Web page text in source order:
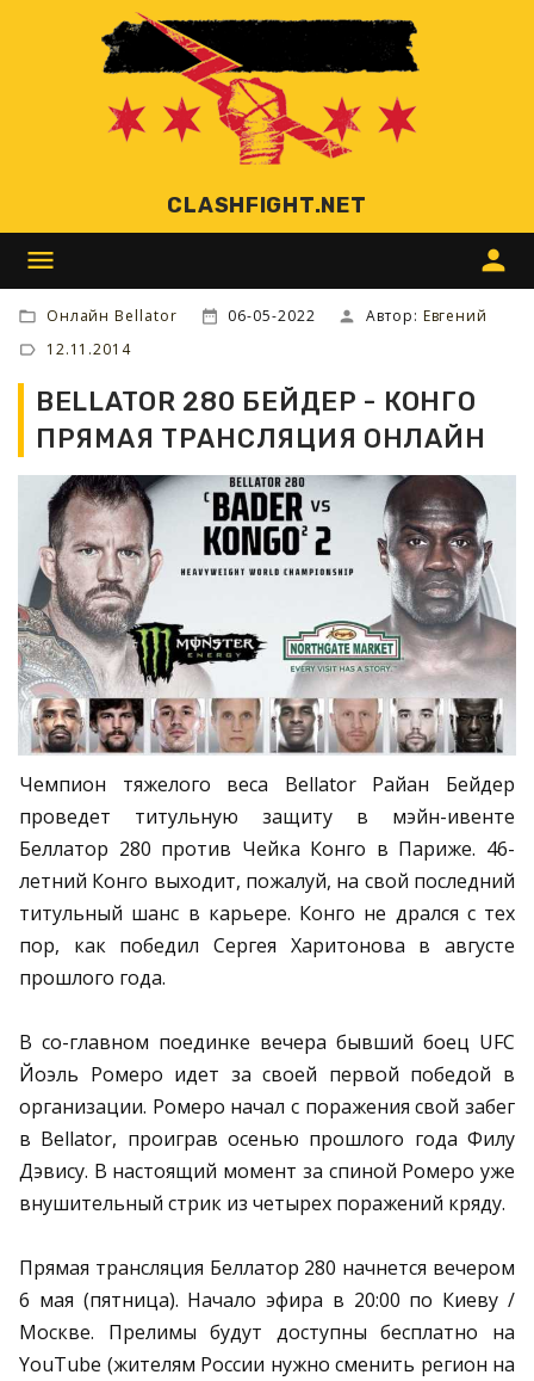
CLASHFIGHT.NET
menu person
Онлайн Bellator 06-05-2022 Автор: Евгений
12.11.2014
BELLATOR 280 БЕЙДЕР - КОНГО
ПРЯМАЯ ТРАНСЛЯЦИЯ ОНЛАЙН
Чемпион тяжелого веса Bellator Райан Бейдер
проведет титульную защиту в мэйн-ивенте
Беллатор 280 против Чейка Конго в Париже. 46-
летний Конго выходит, пожалуй, на свой последний
титульный шанс в карьере. Конго не дрался с тех
пор, как победил Сергея Харитонова в августе
прошлого года.
В со-главном поединке вечера бывший боец UFC
Йоэль Ромеро идет за своей первой победой в
организации. Ромеро начал с поражения свой забег
в Bellator, проиграв осенью прошлого года Филу
Дэвису. В настоящий момент за спиной Ромеро уже
внушительный стрик из четырех поражений кряду.
Прямая трансляция Беллатор 280 начнется вечером
6 мая (пятница). Начало эфира в 20:00 по Киеву /
Москве. Прелимы будут доступны бесплатно на
YouTube (жителям России нужно сменить регион на